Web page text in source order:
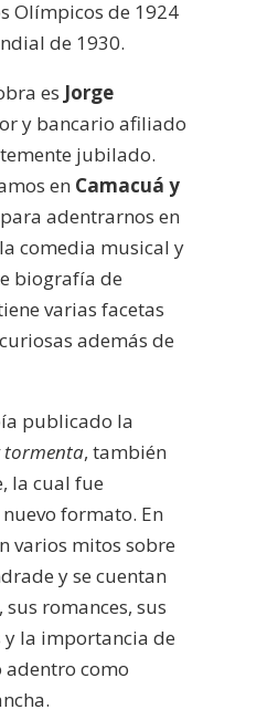
Olímpicos de 1924
de 1930.
es Jorge
y bancario afiliado
jubilado.
en Camacuá y
adentrarnos en
comedia musical y
biografía de
varias facetas
además de
publicado la
tormenta, también
la cual fue
formato. En
varios mitos sobre
y se cuentan
romances, sus
y la importancia de
como